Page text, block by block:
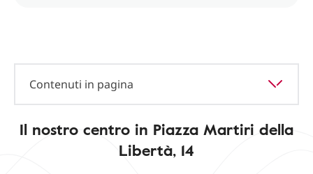
Contenuti in pagina
Il nostro centro in Piazza Martiri della
Libertà, 14